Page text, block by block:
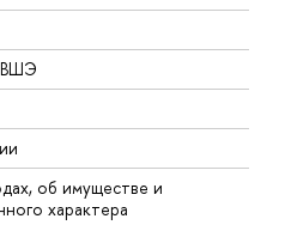
ВШЭ
об имуществе и
характера